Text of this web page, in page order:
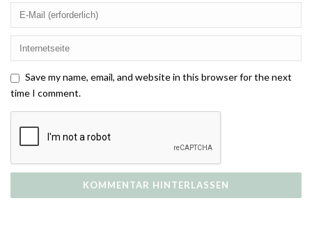
Save my name, email, and website in this browser for the next
time I comment.